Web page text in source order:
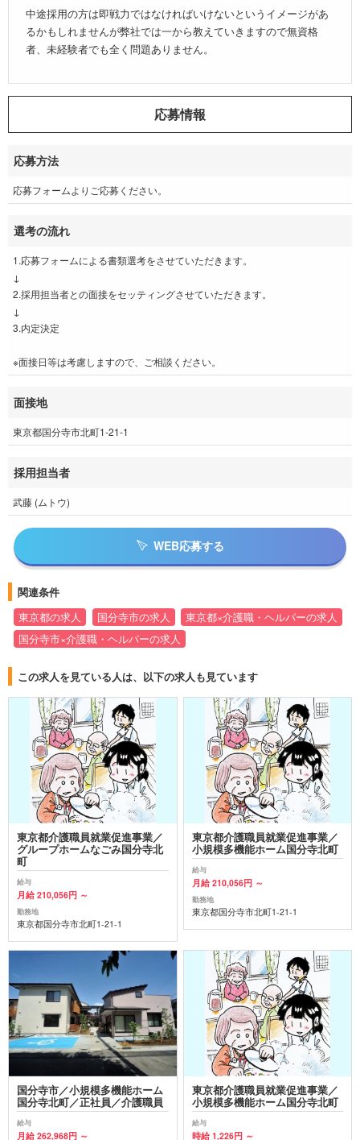
中途採用の方は即戦力ではなければいけないというイメージがあ
るかもしれませんが弊社では一から教えていきますので無資格
者、未経験者でも全く問題ありません。
応募情報
応募方法
応募フォームよりご応募ください。
選考の流れ
1.応募フォームによる書類選考をさせていただきます。
↓
2.採用担当者との面接をセッティングさせていただきます。
↓
3.内定決定
※面接日等は考慮しますので、ご相談ください。
面接地
東京都国分寺市北町1-21-1
採用担当者
武藤 (ムトウ)
WEB応募する
関連条件
東京都の求人 国分寺市の求人
東京都×介護職・ヘルパーの求人
国分寺市×介護職・ヘルパーの求人
この求人を見ている人は、以下の求人も見ています
東京都介護職員就業促進事業／
グループホームなごみ国分寺北
町
給与
月給 210,056円 ～
勤務地
東京都国分寺市北町1-21-1
東京都介護職員就業促進事業／
小規模多機能ホーム国分寺北町
給与
月給 210,056円 ～
勤務地
東京都国分寺市北町1-21-1
国分寺市／小規模多機能ホーム
国分寺北町／正社員／介護職員
給与
月給 262,968円 ～
東京都介護職員就業促進事業／
小規模多機能ホーム国分寺北町
給与
時給 1,226円 ～